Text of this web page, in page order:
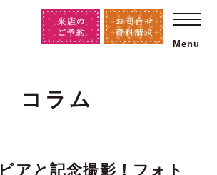
Menu
コラム
アと記念撮影！フォト